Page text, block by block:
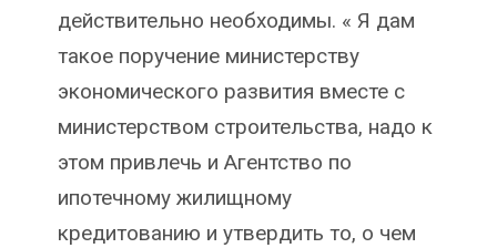
действительно необходимы. « Я дам
такое поручение министерству
экономического развития вместе с
министерством строительства, надо к
этом привлечь и Агентство по
ипотечному жилищному
кредитованию и утвердить то, о чем